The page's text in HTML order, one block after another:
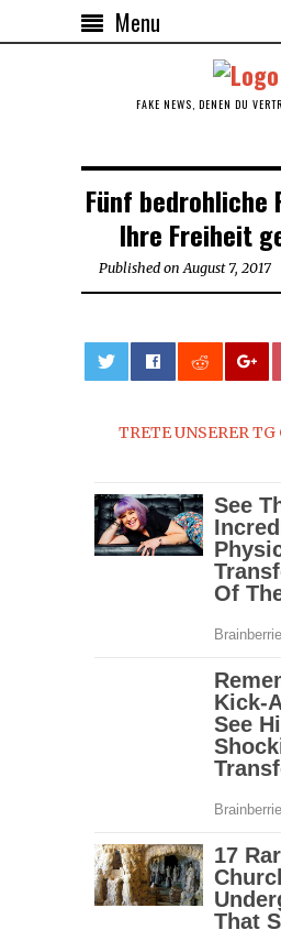
Menu
FAKE NEWS, DENEN DU
Fünf bedrohliche
Ihre Freiheit
Published on August 7, 2017
TRETE UNSERER TG